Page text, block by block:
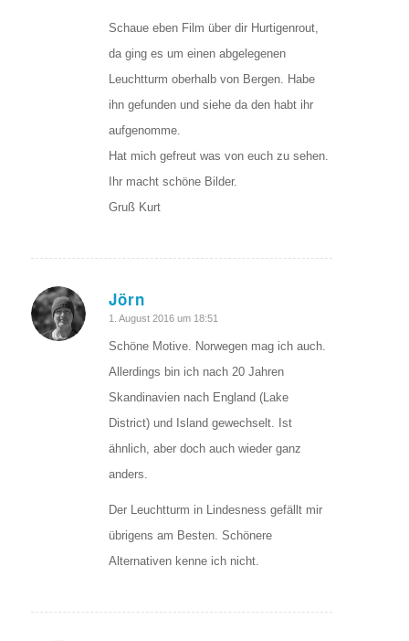
Schaue eben Film über dir Hurtigenrout,
da ging es um einen abgelegenen
Leuchtturm oberhalb von Bergen. Habe
ihn gefunden und siehe da den habt ihr
aufgenomme.
Hat mich gefreut was von euch zu sehen.
Ihr macht schöne Bilder.
Gruß Kurt
Jörn
sagte:
1. August 2016 um 18:51
Schöne Motive. Norwegen mag ich auch.
Allerdings bin ich nach 20 Jahren
Skandinavien nach England (Lake
District) und Island gewechselt. Ist
ähnlich, aber doch auch wieder ganz
anders.
Der Leuchtturm in Lindesness gefällt mir
übrigens am Besten. Schönere
Alternativen kenne ich nicht.